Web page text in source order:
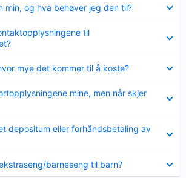
min, og hva behøver jeg den til?
til
mye det kommer til å koste?
mine, men når skjer
depositum eller forhåndsbetaling av
barneseng til barn?